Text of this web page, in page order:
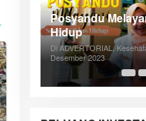
Posyandu
Hidup
Di ADVERTORIAL,
Desember 2023